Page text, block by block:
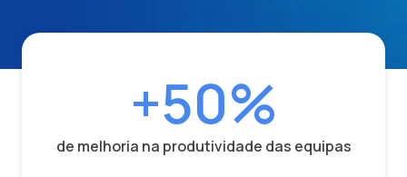
+50%
de melhoria na produtividade das equipas